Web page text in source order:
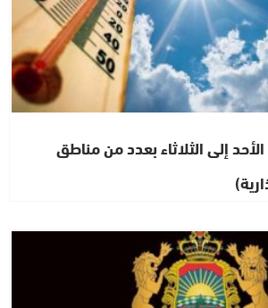
إلى الثلاثاء بعدد من مناطق